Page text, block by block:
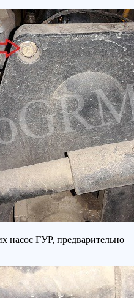
насос ГУР, предварительно